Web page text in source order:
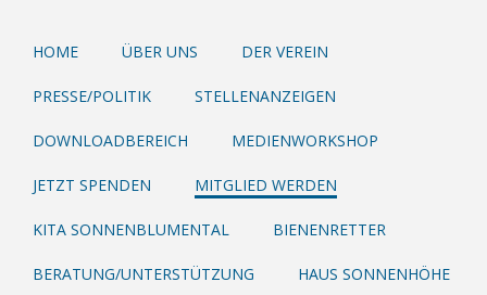
HOME ÜBER UNS DER VEREIN
PRESSE/POLITIK STELLENANZEIGEN
DOWNLOADBEREICH MEDIENWORKSHOP
JETZT SPENDEN MITGLIED WERDEN
KITA SONNENBLUMENTAL BIENENRETTER
BERATUNG/UNTERSTÜTZUNG HAUS SONNENHÖHE